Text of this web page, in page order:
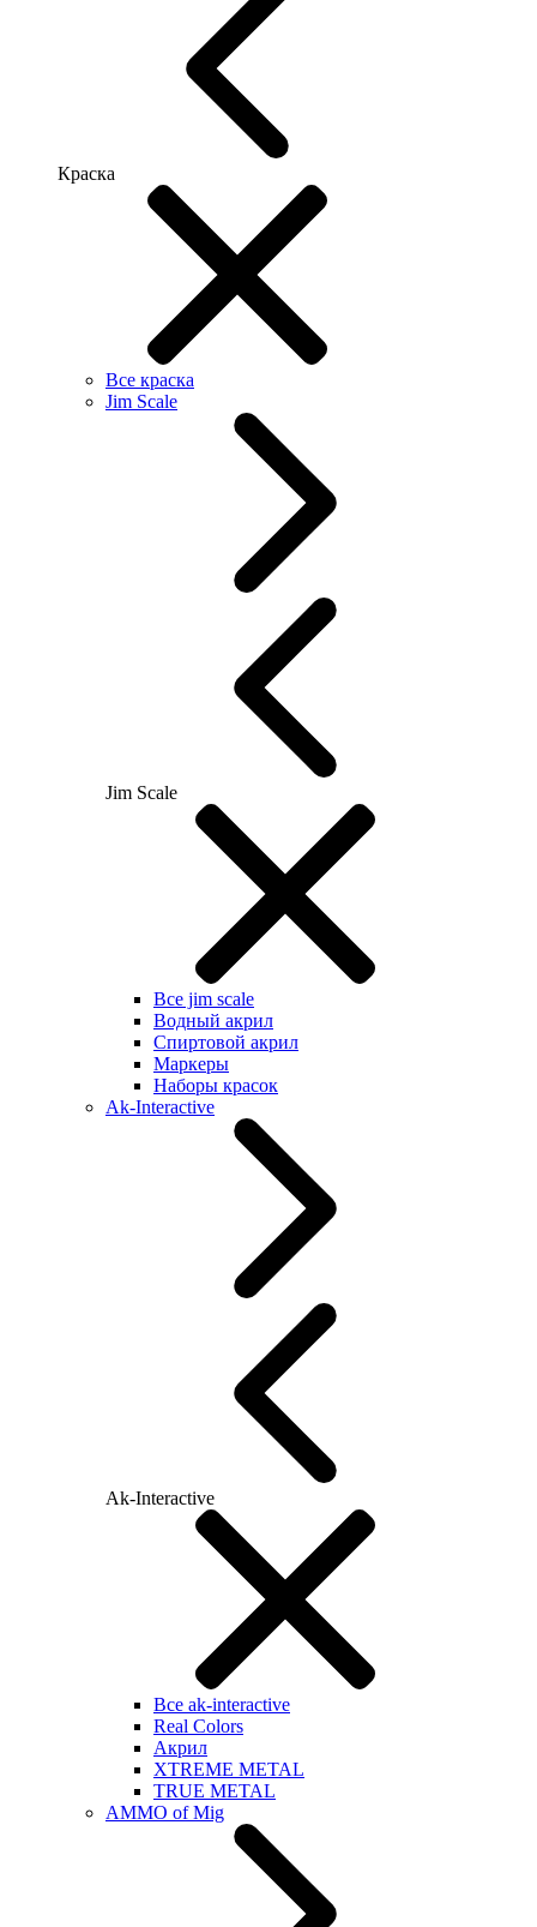
Краска
Все краска
Jim Scale
Jim Scale
Все jim scale
Водный акрил
Спиртовой акрил
Маркеры
Наборы красок
Ak-Interactive
Ak-Interactive
Все ak-interactive
Real Colors
Акрил
XTREME METAL
TRUE METAL
AMMO of Mig